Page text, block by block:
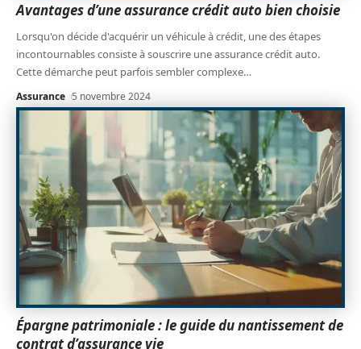
Avantages d’une assurance crédit auto bien choisie
Lorsqu'on décide d'acquérir un véhicule à crédit, une des étapes
incontournables consiste à souscrire une assurance crédit auto.
Cette démarche peut parfois sembler complexe…
Assurance 5 novembre 2024
Épargne patrimoniale : le guide du nantissement de
contrat d’assurance vie